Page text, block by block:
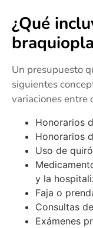
¿Qué
Un presupuesto
siguientes
variaciones entre
Honorarios
Honorarios
Uso de
y la
Faja o
Consultas
Exámenes